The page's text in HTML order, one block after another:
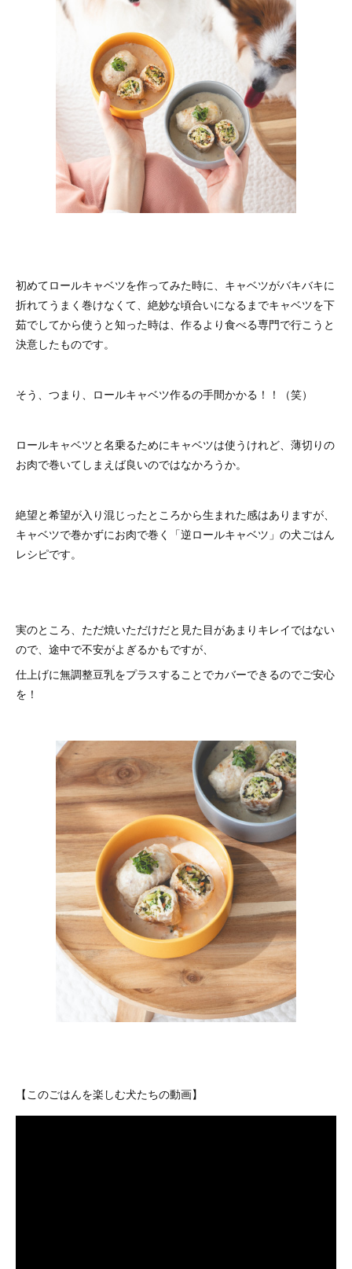
初めてロールキャベツを作ってみた時に、キャベツがバキバキに
折れてうまく巻けなくて、絶妙な頃合いになるまでキャベツを下
茹でしてから使うと知った時は、作るより食べる専門で行こうと
決意したものです。
そう、つまり、ロールキャベツ作るの手間かかる！！（笑）
ロールキャベツと名乗るためにキャベツは使うけれど、薄切りの
お肉で巻いてしまえば良いのではなかろうか。
絶望と希望が入り混じったところから生まれた感はありますが、
キャベツで巻かずにお肉で巻く「逆ロールキャベツ」の犬ごはん
レシピです。
実のところ、ただ焼いただけだと見た目があまりキレイではない
ので、途中で不安がよぎるかもですが、
仕上げに無調整豆乳をプラスすることでカバーできるのでご安心
を！
【このごはんを楽しむ犬たちの動画】